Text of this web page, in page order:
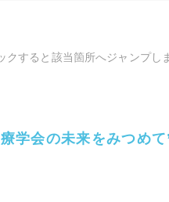
クすると該当箇所へジャンプし
学会の未来をみつめて